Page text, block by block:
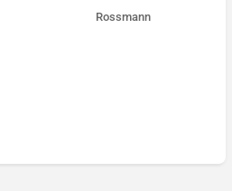
Rossmann